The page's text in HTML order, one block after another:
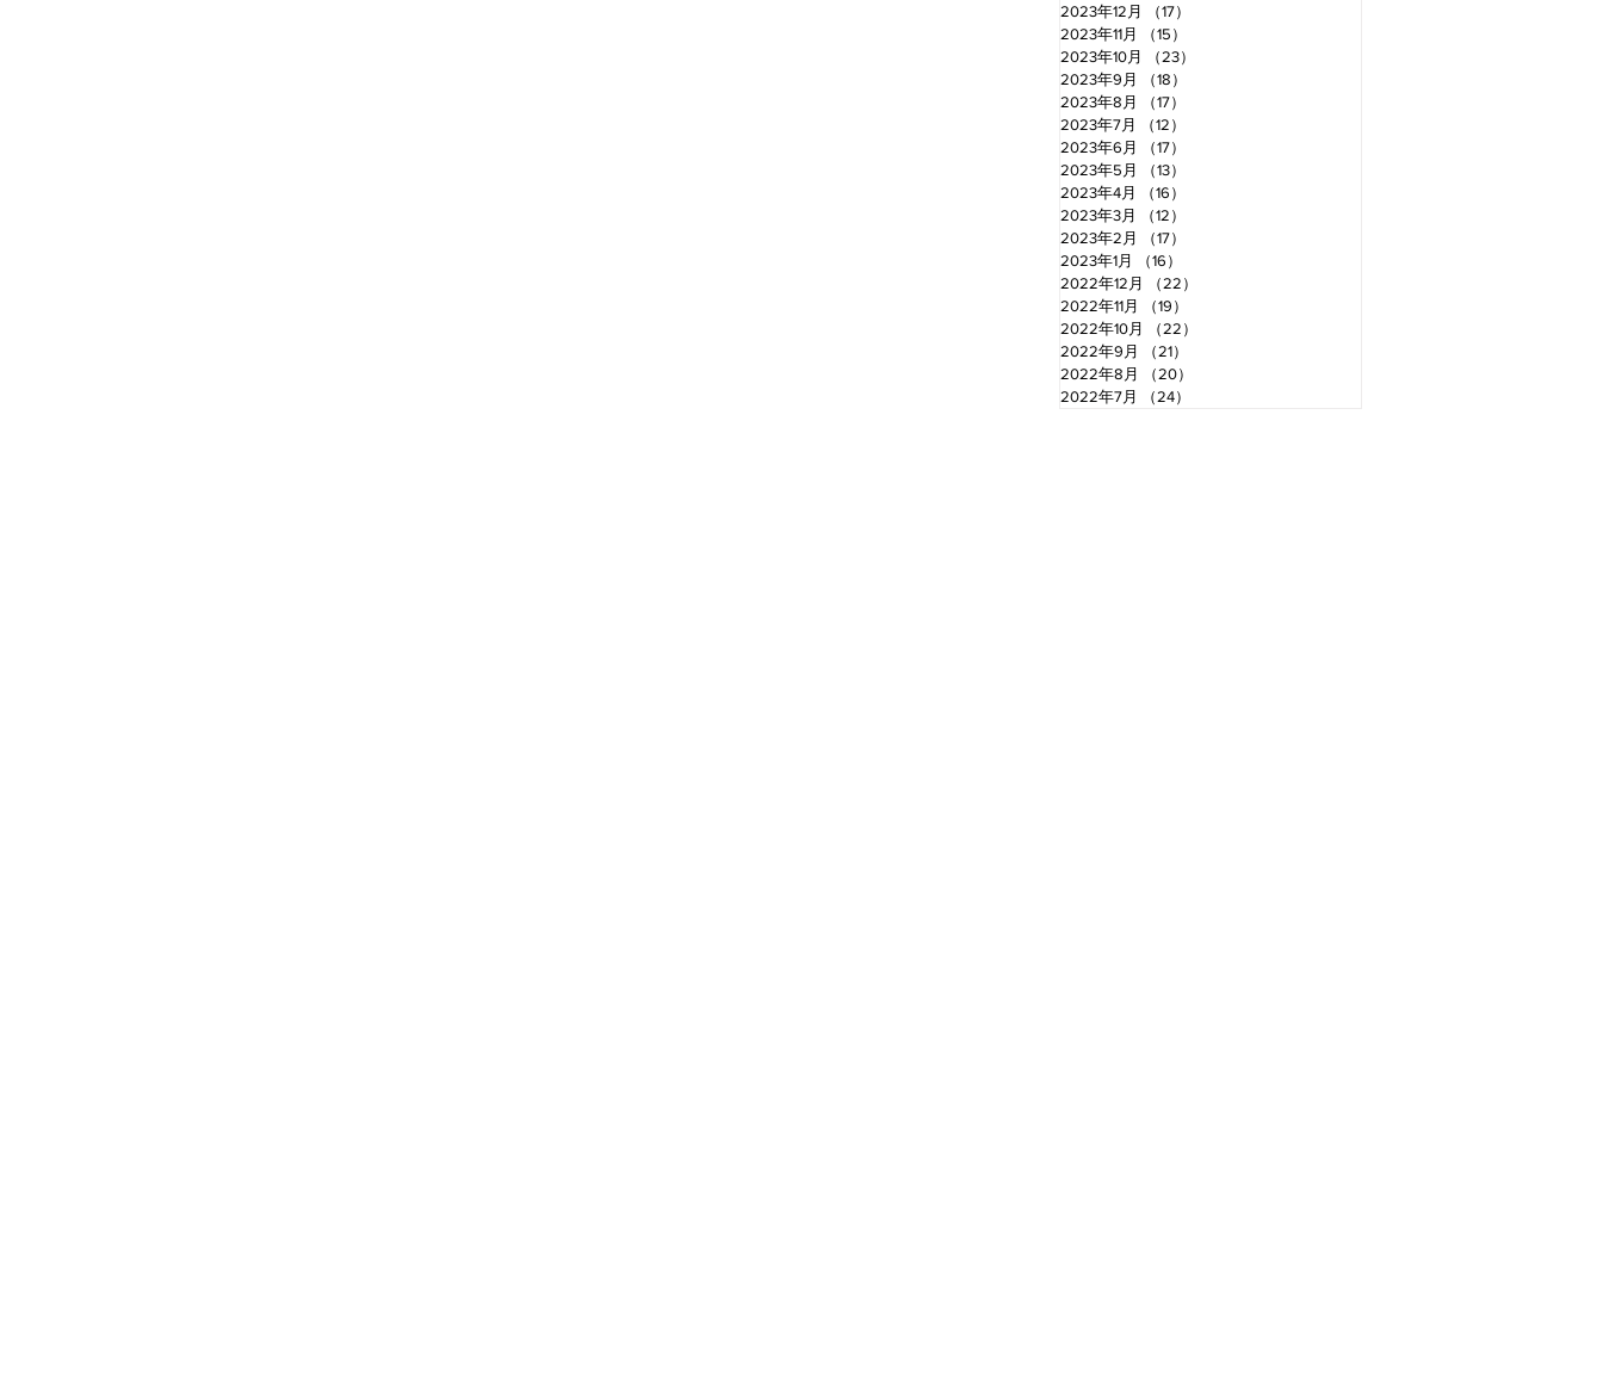
2023年12月
（17）
2023年11月
（15）
2023年10月
（23）
2023年9月
（18）
2023年8月
（17）
2023年7月
（12）
2023年6月
（17）
2023年5月
（13）
2023年4月
（16）
2023年3月
（12）
2023年2月
（17）
2023年1月
（16）
2022年12月
（22）
2022年11月
（19）
2022年10月
（22）
2022年9月
（21）
2022年8月
（20）
2022年7月
（24）